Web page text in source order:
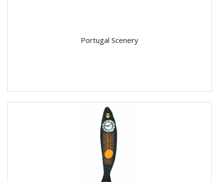
Portugal Scenery